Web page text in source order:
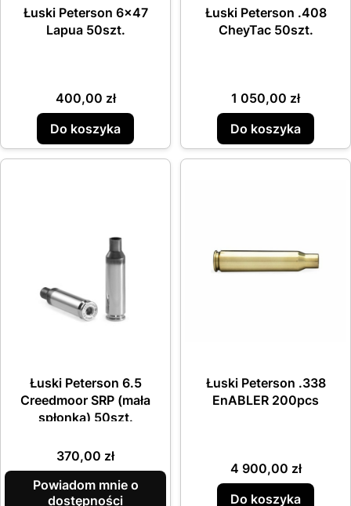
Łuski Peterson 6x47
Lapua 50szt.
Cena
400,00 zł
Do koszyka
Łuski Peterson .408
CheyTac 50szt.
Cena
1 050,00 zł
Do koszyka
Łuski Peterson 6.5
Creedmoor SRP (mała
spłonka) 50szt.
Cena
370,00 zł
Powiadom mnie o
dostępności
Łuski Peterson .338
EnABLER 200pcs
Cena
4 900,00 zł
Do koszyka